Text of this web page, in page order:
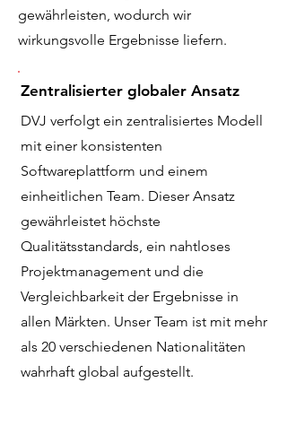
gewährleisten, wodurch wir
wirkungsvolle Ergebnisse liefern.
Zentralisierter globaler Ansatz
DVJ verfolgt ein zentralisiertes Modell
mit einer konsistenten
Softwareplattform und einem
einheitlichen Team. Dieser Ansatz
gewährleistet höchste
Qualitätsstandards, ein nahtloses
Projektmanagement und die
Vergleichbarkeit der Ergebnisse in
allen Märkten. Unser Team ist mit mehr
als 20 verschiedenen Nationalitäten
wahrhaft global aufgestellt.